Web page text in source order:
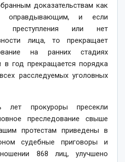
доказательствам как
оправдывающим, и если
преступления или нет
лица, то прекращает
на ранних стадиях
в год прекращается порядка
расследуемых уголовных
лет прокуроры пресекли
преследование свыше
протес­там приведены в
судебные приговоры и
868 лиц, улучшено